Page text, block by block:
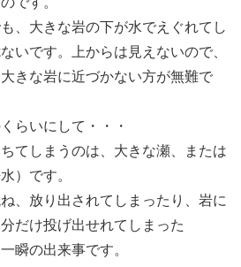
、大きな岩の下が水でえぐれてし
いです。上からは見えないので、
きな岩に近づかない方が無難で
らいにして・・・
てしまうのは、大きな瀬、または
）です。
、放り出されてしまったり、岩に
だけ投げ出せれてしまった
瞬の出来事です。